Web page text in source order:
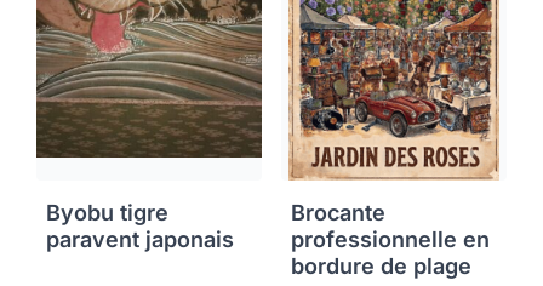
Byobu tigre
paravent japonais
Brocante
professionnelle en
bordure de plage